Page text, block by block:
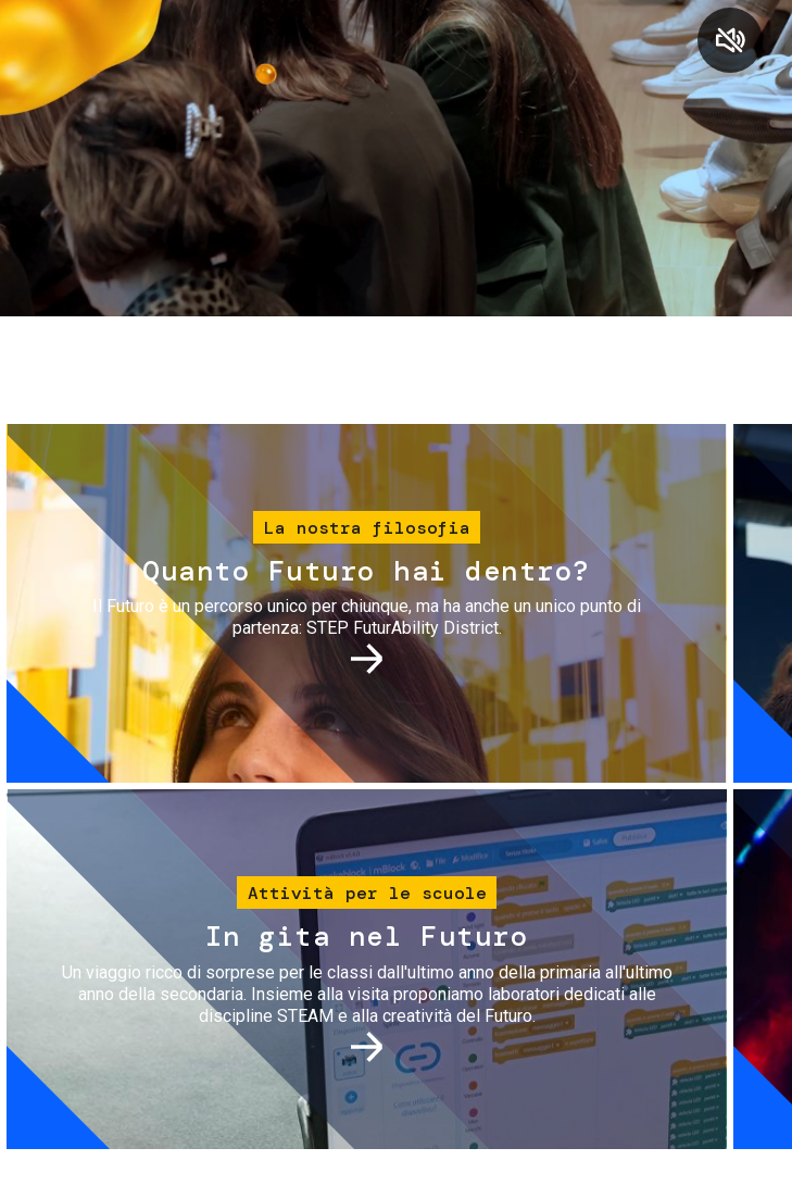
Immagine
La nostra filosofia
Quanto Futuro hai dentro?
Il Futuro è un percorso unico per chiunque, ma ha anche un unico punto di
partenza: STEP FuturAbility District.
Immagine
Attività per le scuole
In gita nel Futuro
Un viaggio ricco di sorprese per le classi dall'ultimo anno della primaria all'ultimo
anno della secondaria. Insieme alla visita proponiamo laboratori dedicati alle
discipline STEAM e alla creatività del Futuro.